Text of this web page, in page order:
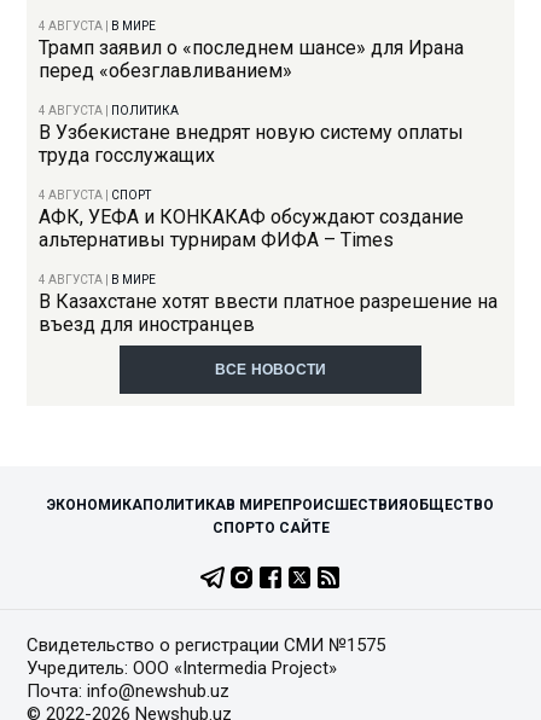
4 АВГУСТА В МИРЕ
Трамп заявил о «последнем шансе» для Ирана
перед «обезглавливанием»
4 АВГУСТА ПОЛИТИКА
В Узбекистане внедрят новую систему оплаты
труда госслужащих
4 АВГУСТА СПОРТ
АФК, УЕФА и КОНКАКАФ обсуждают создание
альтернативы турнирам ФИФА – Times
4 АВГУСТА В МИРЕ
В Казахстане хотят ввести платное разрешение на
въезд для иностранцев
ВСЕ НОВОСТИ
ЭКОНОМИКАПОЛИТИКАВ МИРЕПРОИСШЕСТВИЯ ОБЩЕСТВО
СПОРТО САЙТЕ
Свидетельство о регистрации СМИ №1575
Учредитель: ООО «Intermedia Project»
Почта: info@newshub.uz
© 2022-2026 Newshub.uz